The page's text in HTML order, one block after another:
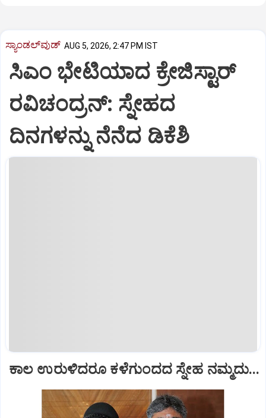
ಸ್ಯಾಂಡಲ್‌ವುಡ್‌ AUG 5, 2026, 2:47 PM IST
ಸಿಎಂ ಭೇಟಿಯಾದ ಕ್ರೇಜಿಸ್ಟಾರ್‌
ರವಿಚಂದ್ರನ್:‌ ಸ್ನೇಹದ
ದಿನಗಳನ್ನು ನೆನೆದ ಡಿಕೆಶಿ
ಕಾಲ ಉರುಳಿದರೂ ಕಳೆಗುಂದದ ಸ್ನೇಹ ನಮ್ಮದು...